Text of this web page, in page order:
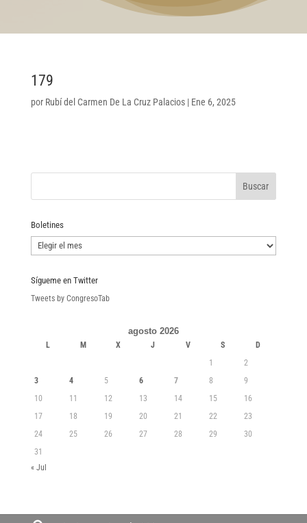
179
por Rubí del Carmen De La Cruz Palacios| Ene 6, 2025
Boletines
Boletines
Sígueme en Twitter
Tweets by CongresoTab
agosto 2026
L M X J V S
D
1
2
3
4 5 6 7 8
9
10
11 12 13 14 15
16
17
18 19 20 21 22
23
24
25 26 27 28 29
30
31
« Jul